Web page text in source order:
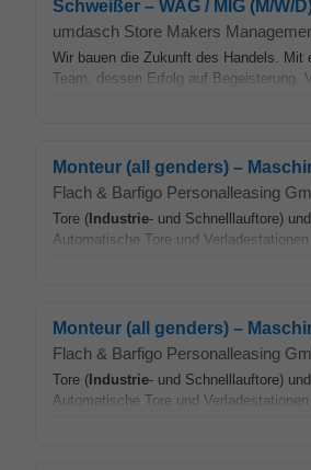
Schweißer – WAG / MIG (M/W/
umdasch Store Makers
Wir bauen die Zukunft des Handels. Mit
Team, dessen Erfolg auf Begeisterung,
Monteur (all genders) –
Flach & Barfigo Personalleasing
Tore ( Industrie- und Schnelllauftore)
Automatische Tore und
Monteur (all genders) –
Flach & Barfigo Personalleasing
Tore ( Industrie- und Schnelllauftore)
Automatische Tore und